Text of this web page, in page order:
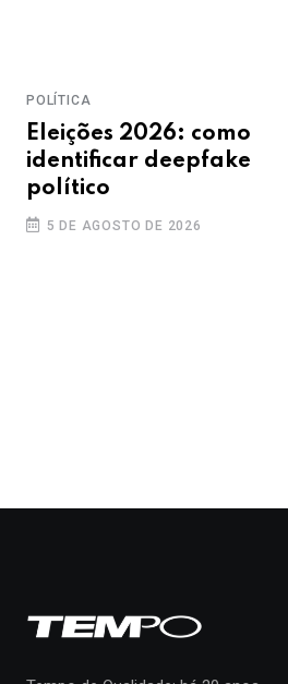
POLÍTICA
Eleições 2026: como
identificar deepfake
político
5 DE AGOSTO DE 2026